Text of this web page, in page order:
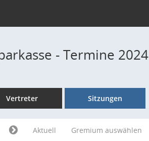
- Termine 2024
Vertreter Sitzungen
Aktuell Gremium auswählen